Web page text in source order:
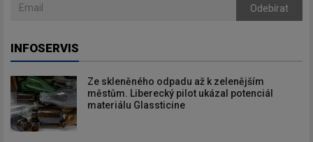
Odebírat
INFOSERVIS
Ze skleněného odpadu až k zelenějším
městům. Liberecký pilot ukázal potenciál
materiálu Glassticine